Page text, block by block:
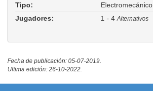
Tipo:
Electromecánico
Jugadores:
1 - 4 Alternativos
Fecha de publicación: 05-07-2019.
Ultima edición: 26-10-2022.